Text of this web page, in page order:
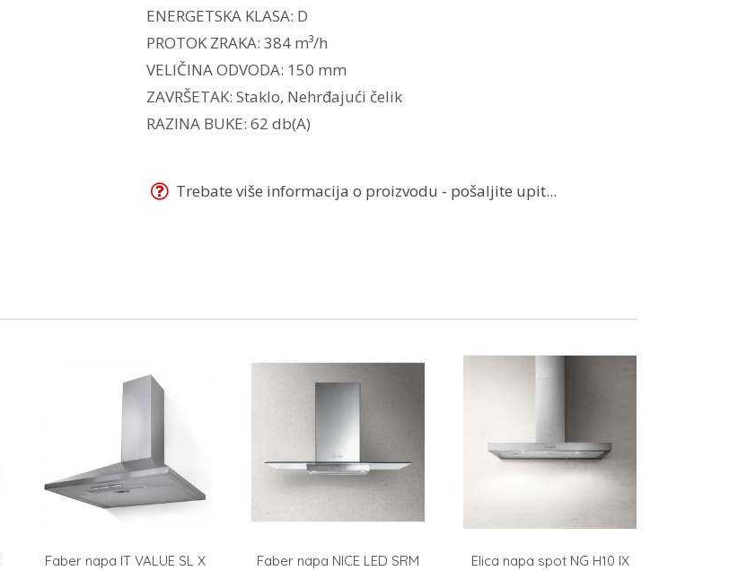
ENERGETSKA KLASA: D
PROTOK ZRAKA: 384 m³/h
VELIČINA ODVODA: 150 mm
ZAVRŠETAK: Staklo, Nehrđajući čelik
RAZINA BUKE: 62 db(A)
Trebate više informacija o proizvodu - pošaljite upit...
Faber napa IT VALUE SL X
Faber napa NICE LED SRM
Elica napa spot NG H10 IX